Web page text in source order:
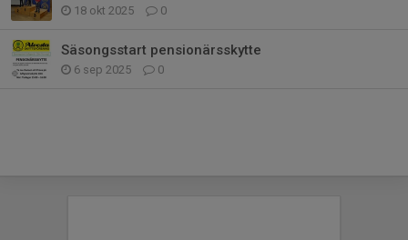
18 okt 2025 0
Säsongsstart pensionärsskytte
6 sep 2025 0